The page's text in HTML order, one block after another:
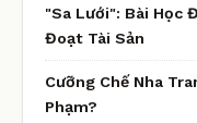
"Sa Lưới": Bài Học
Đoạt Tài Sản
Cưỡng Chế Nha
Phạm?